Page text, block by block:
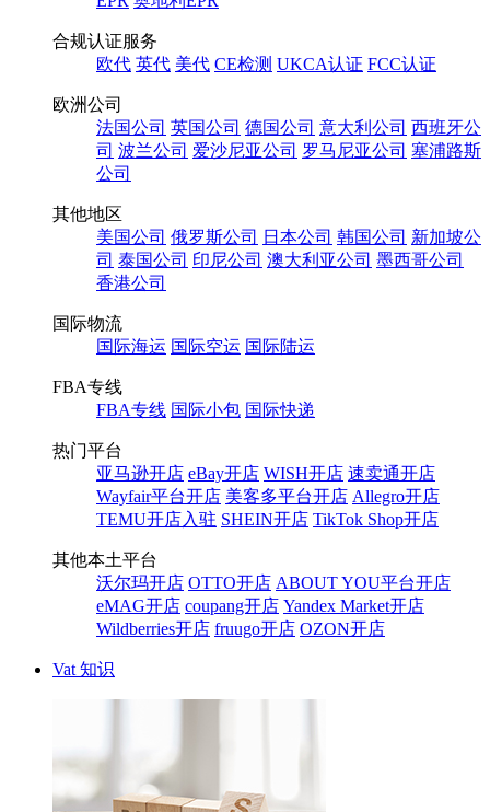
合规认证服务
欧代 英代 美代 CE检测 UKCA认证 FCC认证
欧洲公司
法国公司 英国公司 德国公司 意大利公司 西班牙公
司 波兰公司 爱沙尼亚公司 罗马尼亚公司 塞浦路斯
公司
其他地区
美国公司 俄罗斯公司 日本公司 韩国公司 新加坡公
司 泰国公司 印尼公司 澳大利亚公司 墨西哥公司
香港公司
国际物流
国际海运 国际空运 国际陆运
FBA专线
FBA专线 国际小包 国际快递
热门平台
亚马逊开店 eBay开店 WISH开店 速卖通开店
Wayfair平台开店 美客多平台开店 Allegro开店
TEMU开店入驻 SHEIN开店 TikTok Shop开店
其他本土平台
沃尔玛开店 OTTO开店 ABOUT YOU平台开店
eMAG开店 coupang开店 Yandex Market开店
Wildberries开店 fruugo开店 OZON开店
Vat 知识